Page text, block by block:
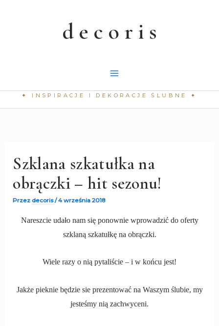
Szklana szkatułka na
obrączki – hit sezonu!
Przezdecoris/4 września 2018
Nareszcie udało nam się ponownie wprowadzić do oferty
szklaną szkatułkę na obrączki.
Wiele razy o nią pytaliście – i w końcu jest!
Jakże pieknie będzie sie prezentować na Waszym ślubie, my
jesteśmy nią zachwyceni.